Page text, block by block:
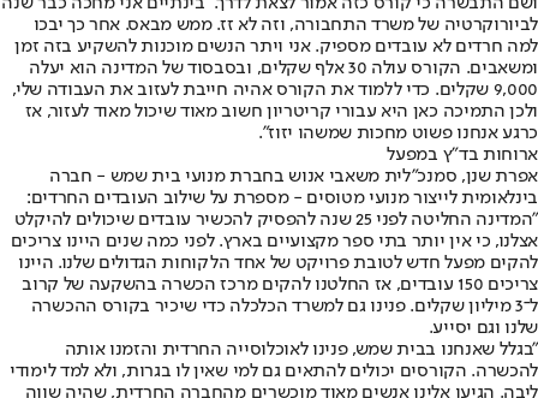
לביורוקרטיה של משרד התחבורה, וזה לא זז. ממש מבאס. אחר כך יבכו
למה חרדים לא עובדים מספיק. אני ויתר הנשים מוכנות להשקיע בזה זמן
ומשאבים. הקורס עולה 30 אלף שקלים, ובסבסוד של המדינה הוא יעלה
9,000 שקלים. כדי ללמוד את הקורס אהיה חייבת לעזוב את העבודה שלי,
ולכן התמיכה כאן היא עבורי קריטריון חשוב מאוד שיכול מאוד לעזור, אז
כרגע אנחנו פשוט מחכות שמשהו יזוז".
ארוחות בד"ץ במפעל
אפרת שנן, סמנכ"לית משאבי אנוש בחברת מנועי בית שמש - חברה
בינלאומית לייצור מנועי מטוסים - מספרת על שילוב העובדים החרדים:
"המדינה החליטה לפני 25 שנה להפסיק להכשיר עובדים שיכולים להיקלט
אצלנו, כי אין יותר בתי ספר מקצועיים בארץ. לפני כמה שנים היינו צריכים
להקים מפעל חדש לטובת פרויקט של אחד הלקוחות הגדולים שלנו. היינו
צריכים 150 עובדים, אז החלטנו להקים מרכז הכשרה בהשקעה של קרוב
ל־3 מיליון שקלים. פנינו גם למשרד הכלכלה כדי שיכיר בקורס ההכשרה
שלנו וגם יסייע.
"בגלל שאנחנו בבית שמש, פנינו לאוכלוסייה החרדית והזמנו אותה
להכשרה. הקורסים יכולים להתאים גם למי שאין לו בגרות, ולא למד לימודי
ליבה. הגיעו אלינו אנשים מאוד מוכשרים מהחברה החרדית, שהיה שווה